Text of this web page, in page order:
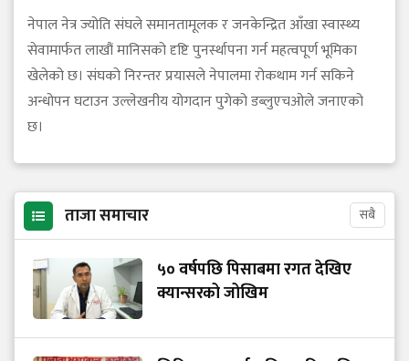
नेपाल नेत्र ज्योति संघले समानतामूलक र जनकेन्द्रित आँखा स्वास्थ्य
सेवामार्फत लाखौं मानिसको दृष्टि पुनर्स्थापना गर्न महत्वपूर्ण भूमिका
खेलेको छ। संघको निरन्तर प्रयासले नेपालमा रोकथाम गर्न सकिने
अन्धोपन घटाउन उल्लेखनीय योगदान पुगेको डब्लुएचओले जनाएको
छ।
ताजा समाचार सबै
५० वर्षपछि पिसाबमा रगत देखिए
क्यान्सरको जोखिम